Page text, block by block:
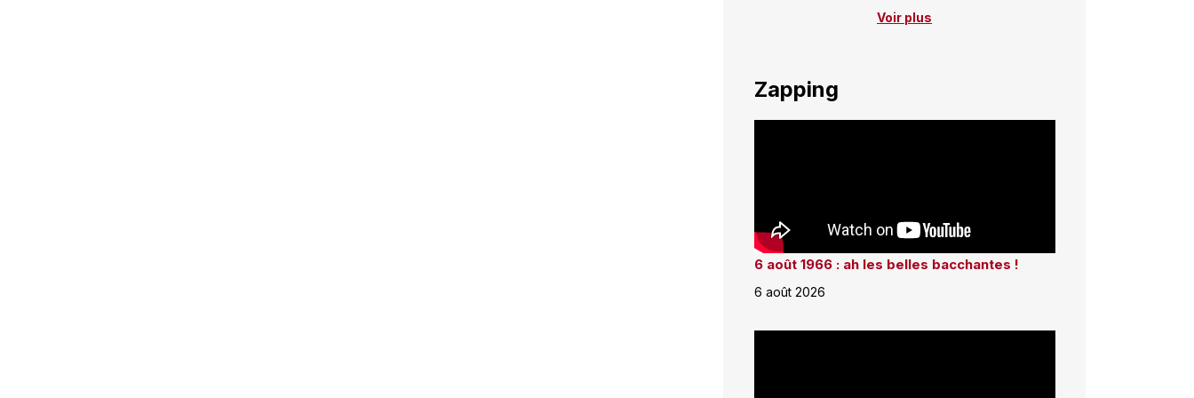
Voir plus
Zapping
6 août 1966 : ah les belles bacchantes !
6 août 2026